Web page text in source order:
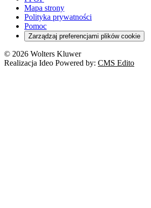
Cło
Deregulacja
Cyberbezpieczeństwo
Franczyza
Prawo autorskie
Turystyka
Orzeczenia
RODO
Mapa strony
Polityka prywatności
Pomoc
Zarządzaj preferencjami plików cookie
© 2026 Wolters Kluwer
Realizacja Ideo Powered by: CMS Edito